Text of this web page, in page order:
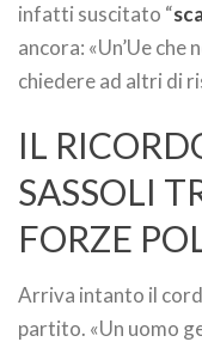
infatti suscitato “
ancora: «Un’Ue
chiedere ad altri di
IL
SASSOLI
FORZE
Arriva intanto il
partito. «Un uomo